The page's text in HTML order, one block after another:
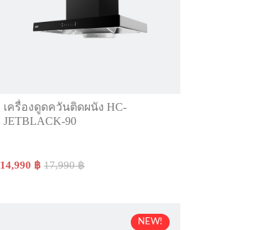
เครื่องดูดควันติดผนัง HC-
JETBLACK-90
14,990 ฿ 17,990 ฿
NEW!